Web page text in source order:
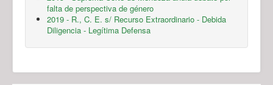
falta de perspectiva de género
2019 - R., C. E. s/ Recurso Extraordinario - Debida
Diligencia - Legítima Defensa